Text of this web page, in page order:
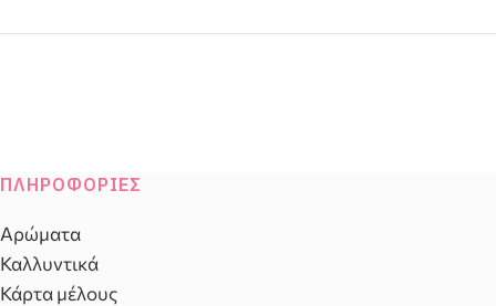
ΠΛΗΡΟΦΟΡΊΕΣ
Αρώματα
Καλλυντικά
Κάρτα μέλους